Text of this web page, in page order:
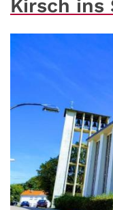
Kirsch ins